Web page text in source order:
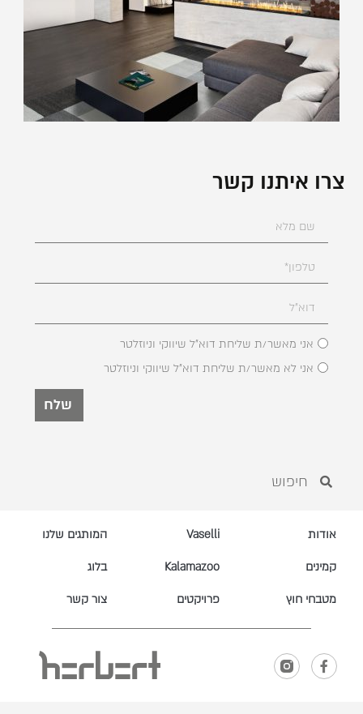
צרו איתנו קשר
אני מאשר/ת שליחת דוא"ל שיווקי וניוזלטר
אני לא מאשר/ת שליחת דוא"ל שיווקי וניוזלטר
שלח
אודות
קמינים
מטבחי חוץ
Vaselli
Kalamazoo
פרויקטים
המותגים שלנו
בלוג
צור קשר